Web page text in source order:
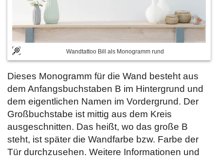
Wandtattoo Bill als Monogramm rund
Dieses Monogramm für die Wand besteht aus
dem Anfangsbuchstaben B im Hintergrund und
dem eigentlichen Namen im Vordergrund. Der
Großbuchstabe ist mittig aus dem Kreis
ausgeschnitten. Das heißt, wo das große B
steht, ist später die Wandfarbe bzw. Farbe der
Tür durchzusehen. Weitere Informationen und